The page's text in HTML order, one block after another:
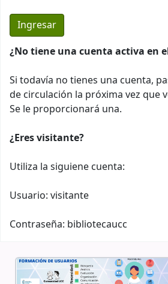
¿No tiene una cuenta activa en
Si todavía no tienes una cuenta,
de circulación la próxima vez que
Se le proporcionará una.
¿Eres visitante?
Utiliza la siguiene cuenta:
Usuario: visitante
Contraseña: bibliotecaucc